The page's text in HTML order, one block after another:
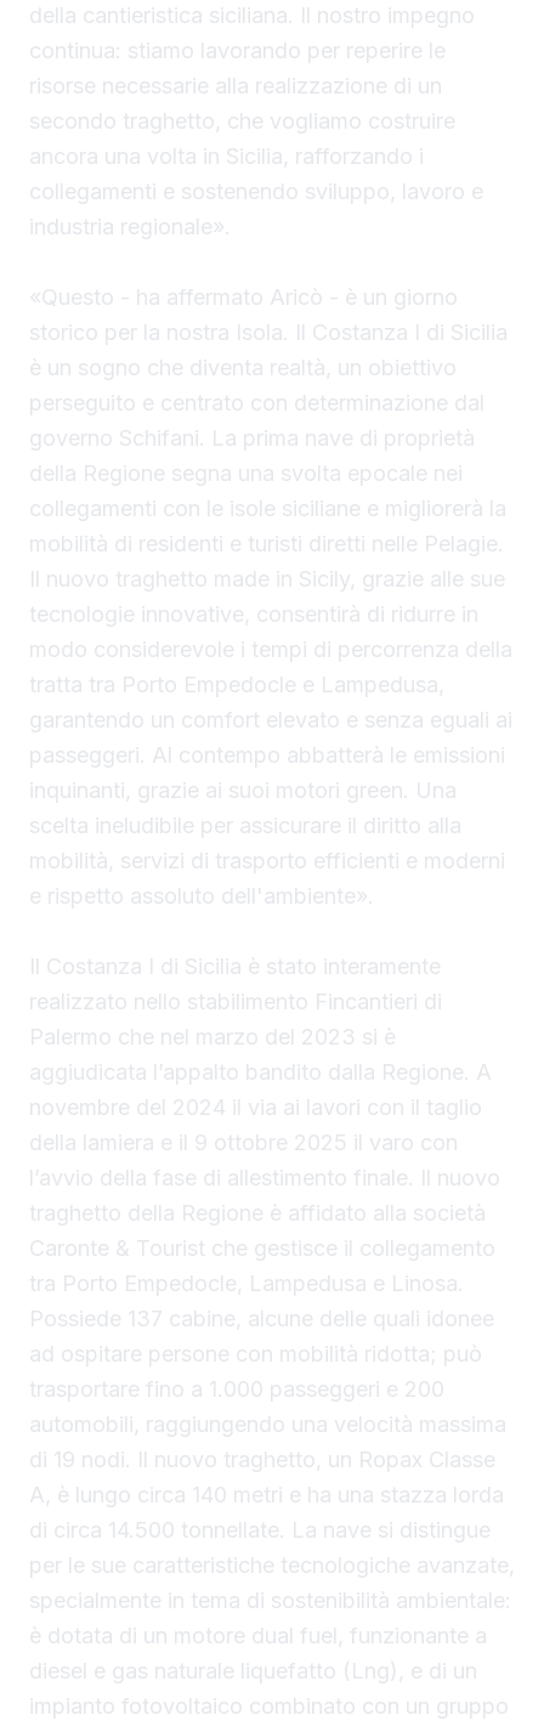
della cantieristica siciliana. Il nostro impegno
continua: stiamo lavorando per reperire le
risorse necessarie alla realizzazione di un
secondo traghetto, che vogliamo costruire
ancora una volta in Sicilia, rafforzando i
collegamenti e sostenendo sviluppo, lavoro e
industria regionale».
«Questo - ha affermato Aricò - è un giorno
storico per la nostra Isola. Il Costanza I di Sicilia
è un sogno che diventa realtà, un obiettivo
perseguito e centrato con determinazione dal
governo Schifani. La prima nave di proprietà
della Regione segna una svolta epocale nei
collegamenti con le isole siciliane e migliorerà la
mobilità di residenti e turisti diretti nelle Pelagie.
Il nuovo traghetto made in Sicily, grazie alle sue
tecnologie innovative, consentirà di ridurre in
modo considerevole i tempi di percorrenza della
tratta tra Porto Empedocle e Lampedusa,
garantendo un comfort elevato e senza eguali ai
passeggeri. Al contempo abbatterà le emissioni
inquinanti, grazie ai suoi motori green. Una
scelta ineludibile per assicurare il diritto alla
mobilità, servizi di trasporto efficienti e moderni
e rispetto assoluto dell'ambiente».
Il Costanza I di Sicilia è stato interamente
realizzato nello stabilimento Fincantieri di
Palermo che nel marzo del 2023 si è
aggiudicata l’appalto bandito dalla Regione. A
novembre del 2024 il via ai lavori con il taglio
della lamiera e il 9 ottobre 2025 il varo con
l’avvio della fase di allestimento finale. Il nuovo
traghetto della Regione è affidato alla società
Caronte & Tourist che gestisce il collegamento
tra Porto Empedocle, Lampedusa e Linosa.
Possiede 137 cabine, alcune delle quali idonee
ad ospitare persone con mobilità ridotta; può
trasportare fino a 1.000 passeggeri e 200
automobili, raggiungendo una velocità massima
di 19 nodi. Il nuovo traghetto, un Ropax Classe
A, è lungo circa 140 metri e ha una stazza lorda
di circa 14.500 tonnellate. La nave si distingue
per le sue caratteristiche tecnologiche avanzate,
specialmente in tema di sostenibilità ambientale:
è dotata di un motore dual fuel, funzionante a
diesel e gas naturale liquefatto (Lng), e di un
impianto fotovoltaico combinato con un gruppo